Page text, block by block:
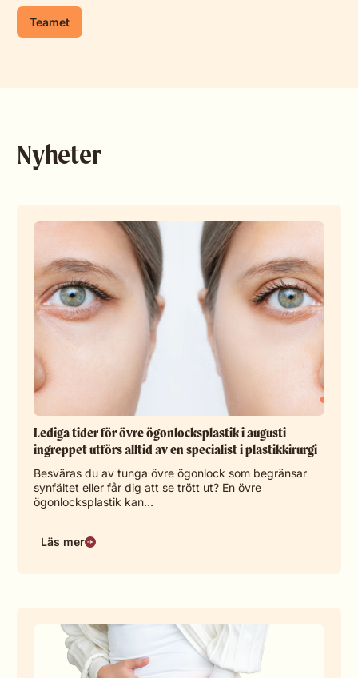
Teamet
Nyheter
Lediga tider för övre ögonlocksplastik i augusti –
ingreppet utförs alltid av en specialist i plastikkirurgi
Besväras du av tunga övre ögonlock som begränsar
synfältet eller får dig att se trött ut? En övre
ögonlocksplastik kan…
Läs mer